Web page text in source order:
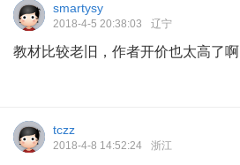
smartysy
2018-4-5 20:38:03 辽宁
教材比较老旧，作者开价也太高了啊
tczz
2018-4-8 14:52:24 浙江